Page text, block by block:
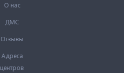
О нас
ДМС
Отзывы
Адреса
центров